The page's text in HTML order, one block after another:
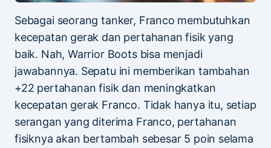
Sebagai seorang tanker, Franco membutuhkan
kecepatan gerak dan pertahanan fisik yang
baik. Nah, Warrior Boots bisa menjadi
jawabannya. Sepatu ini memberikan tambahan
+22 pertahanan fisik dan meningkatkan
kecepatan gerak Franco. Tidak hanya itu, setiap
serangan yang diterima Franco, pertahanan
fisiknya akan bertambah sebesar 5 poin selama